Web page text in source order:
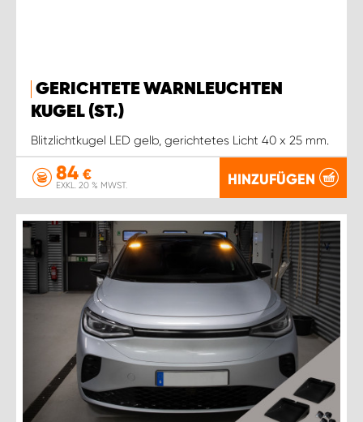
GERICHTETE WARNLEUCHTEN
KUGEL (ST.)
Blitzlichtkugel LED gelb, gerichtetes Licht 40 x 25 mm.
84 €
EXKL. 20 % MWST. HINZUFÜGEN